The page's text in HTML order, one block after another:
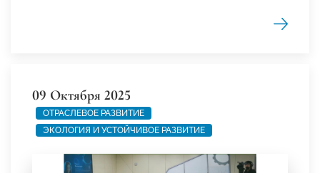
09 Октября 2025
ОТРАСЛЕВОЕ РАЗВИТИЕ
ЭКОЛОГИЯ И УСТОЙЧИВОЕ РАЗВИТИЕ